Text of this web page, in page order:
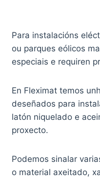
Para instalacións
ou parques eólicos
especiais e requiren
En Fleximat temos
deseñados para
latón niquelado e
proxecto.
Podemos sinalar
o material axeitado,